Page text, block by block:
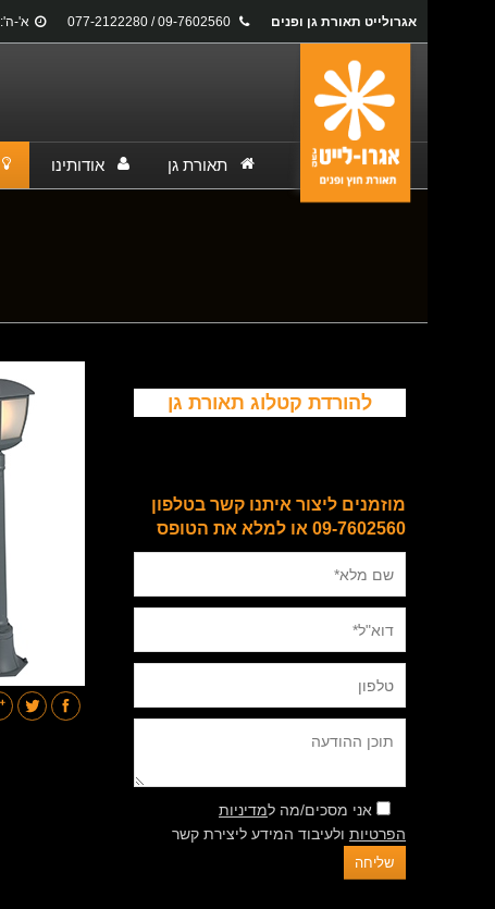
אגרולייט תאורת גן ופנים א'-ה': 08:30-17:00
תאורת גן אודותינו
להורדת קטלוג תאורת גן
מוזמנים ליצור איתנו קשר בטלפון
09-7602560 או למלא את הטופס
אני מסכים/מה למדיניות
הפרטיות ולעיבוד המידע ליצירת קשר